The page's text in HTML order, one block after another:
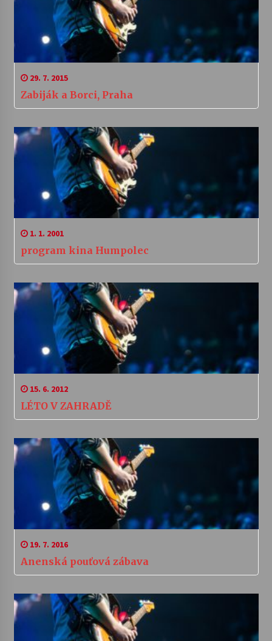
29. 7. 2015
Zabiják a Borci, Praha
1. 1. 2001
program kina Humpolec
15. 6. 2012
LÉTO V ZAHRADĚ
19. 7. 2016
Anenská pouťová zábava